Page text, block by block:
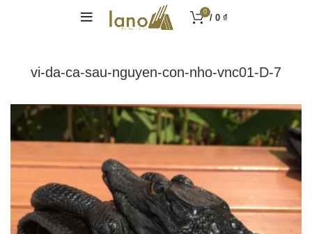
0
/ 0 ₫
vi-da-ca-sau-nguyen-con-nho-vnc01-D-7